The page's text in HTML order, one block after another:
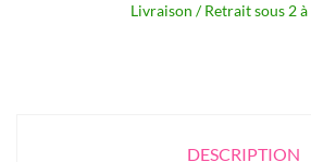
Livraison / Retrait sous 2
DESCRIPTION